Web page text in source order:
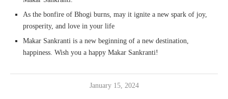
As the bonfire of Bhogi burns, may it ignite a new spark of joy,
prosperity, and love in your life
Makar Sankranti is a new beginning of a new destination,
happiness. Wish you a happy Makar Sankranti!
January 15, 2024